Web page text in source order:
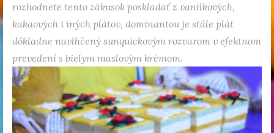
rozhodnete tento zákusok poskladať z vanilkových,
kakaových i iných plátov, dominantou je stále plát
dôkladne navlhčený sunquickovým rozvarom v efektnom
prevedení s bielym maslovým krémom.